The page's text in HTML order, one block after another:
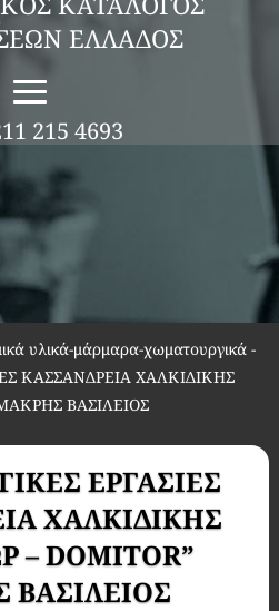
ΕΛΛΑΔΟΣ
215 4693
υλικά-μάρμαρα-χωματουργικά-
ΚΑΣΣΑΝΔΡΕΙΑ ΧΑΛΚΙΔΙΚΗΣ
ΒΑΣΙΛΕΙΟΣ
ΕΡΓΑΣΙΕΣ
ΧΑΛΚΙΔΙΚΗΣ
DOMITOR”